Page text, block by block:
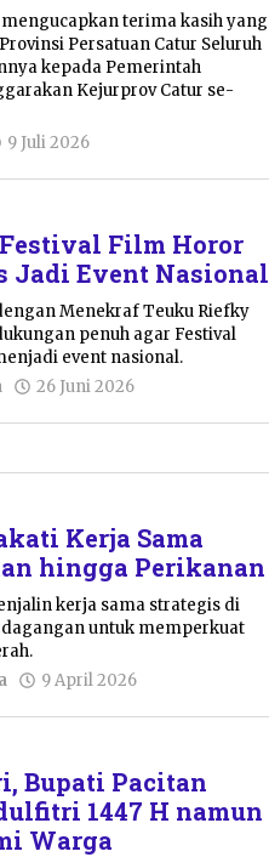
terima kasih yang
Persatuan Catur Seluruh
kepada Pemerintah
Kejurprov Catur se-
9 Juli 2026
Tondo
Film Horor
Jadi Event Nasional
Menekraf Teuku Riefky
penuh agar Festival
event nasional.
26 Juni 2026
Kerja Sama
hingga Perikanan
kerja sama strategis di
untuk memperkuat
9 April 2026
Bupati Pacitan
1447 H namun
Warga